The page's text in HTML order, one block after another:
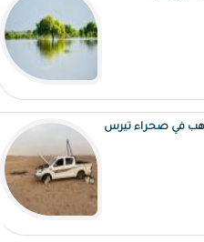
في صحراء تيرس